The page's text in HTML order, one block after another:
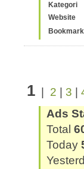
Kategori
Website
Bookmark
1 2 3
Ads
Total
Today